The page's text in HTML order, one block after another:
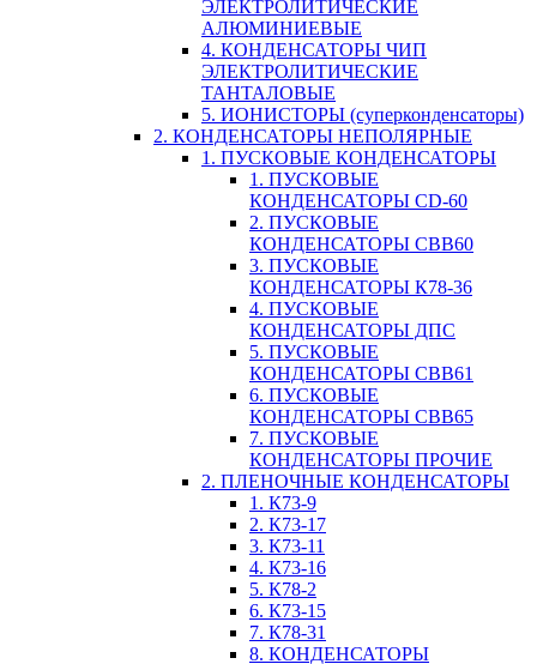
ЭЛЕКТРОЛИТИЧЕСКИЕ
АЛЮМИНИЕВЫЕ
4. КОНДЕНСАТОРЫ ЧИП
ЭЛЕКТРОЛИТИЧЕСКИЕ
ТАНТАЛОВЫЕ
5. ИОНИСТОРЫ (суперконденсаторы)
2. КОНДЕНСАТОРЫ НЕПОЛЯРНЫЕ
1. ПУСКОВЫЕ КОНДЕНСАТОРЫ
1. ПУСКОВЫЕ
КОНДЕНСАТОРЫ CD-60
2. ПУСКОВЫЕ
КОНДЕНСАТОРЫ CBB60
3. ПУСКОВЫЕ
КОНДЕНСАТОРЫ К78-36
4. ПУСКОВЫЕ
КОНДЕНСАТОРЫ ДПС
5. ПУСКОВЫЕ
КОНДЕНСАТОРЫ CBB61
6. ПУСКОВЫЕ
КОНДЕНСАТОРЫ CBB65
7. ПУСКОВЫЕ
КОНДЕНСАТОРЫ ПРОЧИЕ
2. ПЛЕНОЧНЫЕ КОНДЕНСАТОРЫ
1. К73-9
2. К73-17
3. К73-11
4. К73-16
5. К78-2
6. К73-15
7. К78-31
8. КОНДЕНСАТОРЫ